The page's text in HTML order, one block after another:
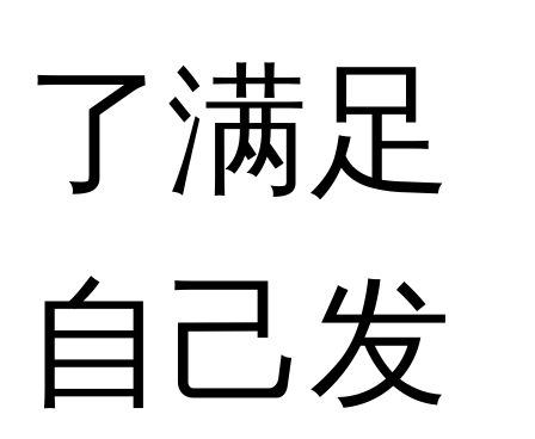
了满足
自己发